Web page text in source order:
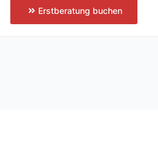
Erstberatung buchen